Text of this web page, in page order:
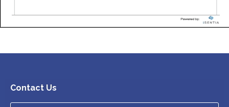
Contact Us